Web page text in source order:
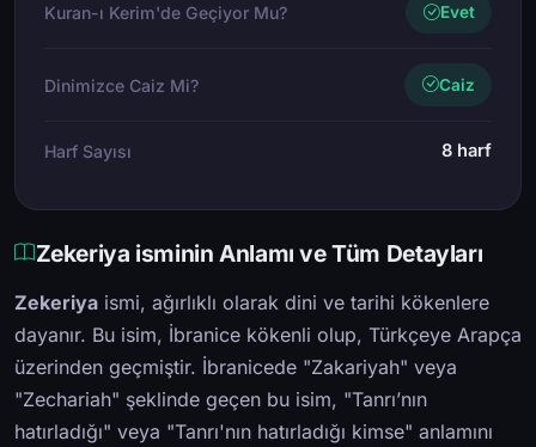
Kuran-ı Kerim'de Geçiyor Mu? Evet
Dinimizce Caiz Mi? Caiz
Harf Sayısı 8 harf
Zekeriya isminin Anlamı ve Tüm Detayları
Zekeriya ismi, ağırlıklı olarak dini ve tarihi kökenlere
dayanır. Bu isim, İbranice kökenli olup, Türkçeye Arapça
üzerinden geçmiştir. İbranicede "Zakariyah" veya
"Zechariah" şeklinde geçen bu isim, "Tanrı’nın
hatırladığı" veya "Tanrı'nın hatırladığı kimse" anlamını